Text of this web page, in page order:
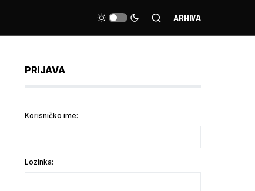
ARHIVA
PRIJAVA
Korisničko ime:
Lozinka: